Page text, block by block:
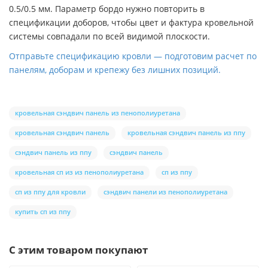
0.5/0.5 мм. Параметр бордо нужно повторить в
спецификации доборов, чтобы цвет и фактура кровельной
системы совпадали по всей видимой плоскости.
Отправьте спецификацию кровли — подготовим расчет по
панелям, доборам и крепежу без лишних позиций.
кровельная сэндвич панель из пенополиуретана
кровельная сэндвич панель кровельная сэндвич панель из ппу
сэндвич панель из ппу сэндвич панель
кровельная сп из из пенополиуретана сп из ппу
сп из ппу для кровли сэндвич панели из пенополиуретана
купить сп из ппу
С этим товаром покупают